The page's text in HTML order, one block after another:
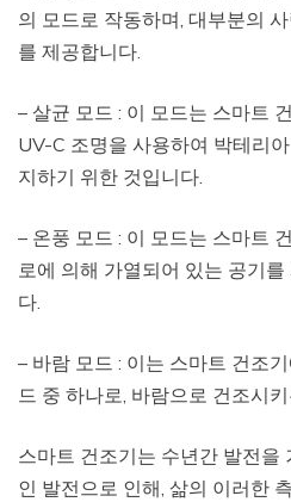
의 모드로 작동하며, 대부분의
를 제공합니다.
– 살균 모드 : 이 모드는 스마트
UV-C 조명을 사용하여 박테리
지하기 위한 것입니다.
– 온풍 모드 : 이 모드는 스마트
로에 의해 가열되어 있는 공기
다.
– 바람 모드 : 이는 스마트 건조
드 중 하나로, 바람으로 건조시
스마트 건조기는 수년간 발전을
인 발전으로 인해, 삶의 이러한